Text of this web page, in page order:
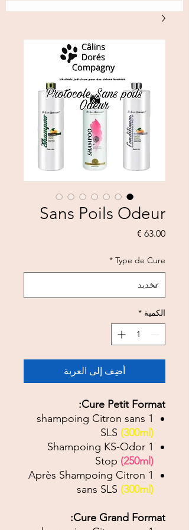
Sans Poils Odeur
السعر
Type de Cure
*
الكمية *
أضِف إلى العربة
Cure Petit Format:
1 shampoing Citron sans
SLS (300ml)
1 Shampoing KS-Odor
Stop (250ml)
1 Après Shampoing Citron
sans SLS (300ml)
Cure Grand Format: